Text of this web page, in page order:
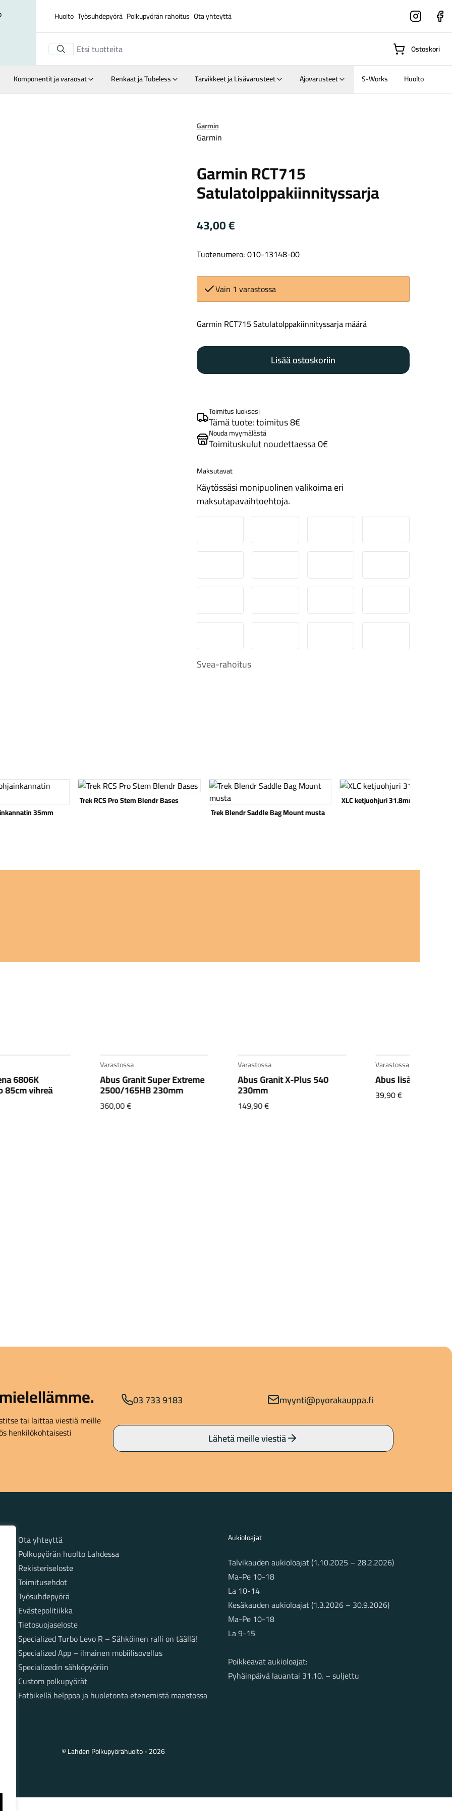
Huolto Työsuhdepyörä Polkupyörän rahoitus Ota yhteyttä Instagram
Suositut osastot
Gravel-
pyörät
KaupunkisähköpyörätTarvikkeet
Katso koko valikoima
Ostoskori
Komponentit ja varaosat Renkaat ja Tubeless Tarvikkeet ja Lisävarusteet Ajovarusteet S-Works Huolto
Garmin
Garmin
Garmin RCT715
Satulatolppakiinnityssarja
43,00€
Tuotenumero: 010-13148-00
Vain 1 varastossa
Garmin RCT715 Satulatolppakiinnityssarja määrä
Lisää ostoskoriin
Toimitus luoksesi
Tämä tuote: toimitus 8€
Nouda myymälästä
Toimituskulut noudettaessa 0€
Maksutavat
Käytössäsi monipuolinen valikoima eri
maksutapavaihtoehtoja.
Svea-rahoitus
35mm
Katso tuote
Trek RCS Pro Stem Blendr Bases
Katso tuote
Trek Blendr Saddle Bag Mount musta
Katso tuote
XLC ketjuohjuri 31.8mm musta
6806K
85cm vihreä
Varastossa
Abus Granit Super Extreme
2500/165HB 230mm
360,00€
Varastossa
Abus Granit X-Plus 540
230mm
149,90€
Varastossa
Abus lisäketju
39,90€
tai laittaa viestiä meille
henkilökohtaisesti
03 733 9183 myynti@pyorakauppa.fi
Lähetä meille viestiä
SivutOta yhteyttä
Polkupyörän huolto Lahdessa
Rekisteriseloste
Toimitusehdot
Työsuhdepyörä
Evästepolitiikka
Tietosuojaseloste
Specialized Turbo Levo R – Sähköinen ralli on täällä!
Specialized App – ilmainen mobiilisovellus
Specializedin sähköpyöriin
Custom polkupyörät
Fatbikellä helppoa ja huoletonta etenemistä maastossa
Aukioloajat
Talvikauden aukioloajat (1.10.2025 – 28.2.2026)
Ma-Pe 10-18
La 10-14
Kesäkauden aukioloajat (1.3.2026 – 30.9.2026)
Ma-Pe 10-18
La 9-15
Poikkeavat aukioloajat:
Pyhäinpäivä lauantai 31.10. – suljettu
© Lahden Polkupyörähuolto - 2026